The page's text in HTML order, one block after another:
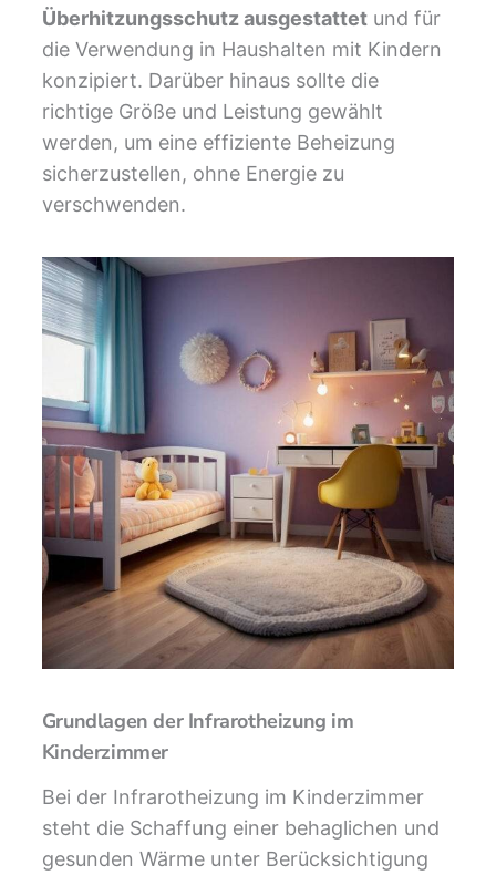
Überhitzungsschutz ausgestattetund für
die Verwendung in Haushalten mit Kindern
konzipiert. Darüber hinaus sollte die
richtige Größe und Leistung gewählt
werden, um eine effiziente Beheizung
sicherzustellen, ohne Energie zu
verschwenden.
Grundlagen der Infrarotheizung im
Kinderzimmer
Bei der Infrarotheizung im Kinderzimmer
steht die Schaffung einer behaglichen und
gesunden Wärme unter Berücksichtigung